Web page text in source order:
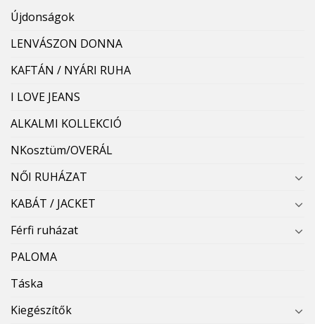
Újdonságok
LENVÁSZON DONNA
KAFTÁN / NYÁRI RUHA
I LOVE JEANS
ALKALMI KOLLEKCIÓ
NKosztüm/OVERÁL
NŐI RUHÁZAT
KABÁT / JACKET
Férfi ruházat
PALOMA
Táska
Kiegészítők